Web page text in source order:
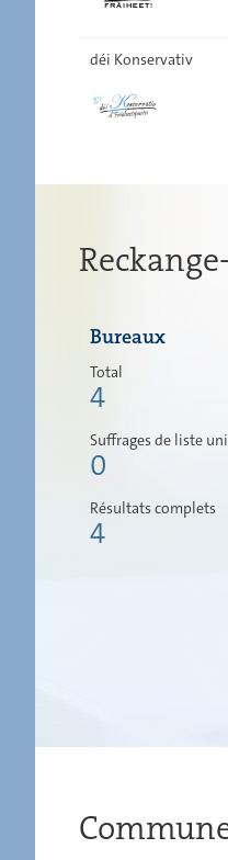
déi Konservativ
Bureaux
Total
4
Suffrages de liste
0
Résultats complets
4